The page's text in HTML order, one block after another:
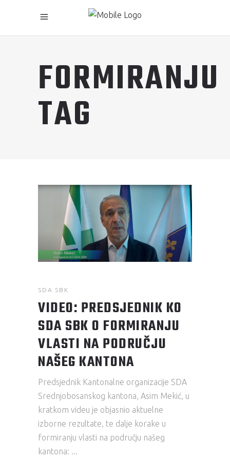
FORMIRANJU
TAG
SDA SBK
VIDEO: PREDSJEDNIK KO
SDA SBK O FORMIRANJU
VLASTI NA PODRUČJU
NAŠEG KANTONA
Predsjednik Kantonalne organizacije SDA
Srednjobosanskog kantona, Asim Mekić, u
kratkom videu je objasnio aktuelne
izborne rezultate, te dalje korake u
formiranju vlasti na području našeg
kantona: